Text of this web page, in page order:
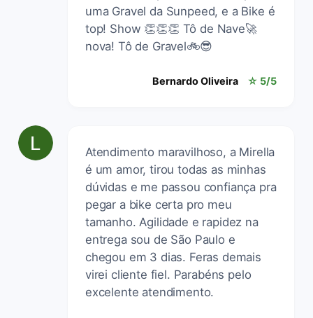
uma Gravel da Sunpeed, e a Bike é
top! Show 👏👏👏 Tô de Nave🚀
nova! Tô de Gravel🚲😎
Bernardo Oliveira ☆ 5/5
Atendimento maravilhoso, a Mirella
é um amor, tirou todas as minhas
dúvidas e me passou confiança pra
pegar a bike certa pro meu
tamanho. Agilidade e rapidez na
entrega sou de São Paulo e
chegou em 3 dias. Feras demais
virei cliente fiel. Parabéns pelo
excelente atendimento.